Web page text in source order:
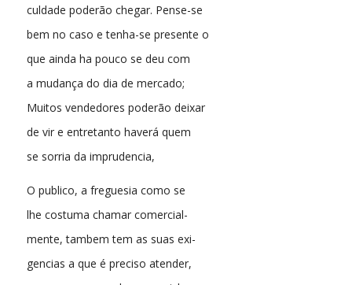
culdade poderão chegar. Pense-se
bem no caso e tenha-se presente o
que ainda ha pouco se deu com
a mudança do dia de mercado;
Muitos vendedores poderão deixar
de vir e entretanto haverá quem
se sorria da imprudencia,
O publico, a freguesia como se
lhe costuma chamar comercial-
mente, tambem tem as suas exi-
gencias a que é preciso atender,